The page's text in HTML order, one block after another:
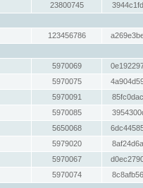
23800745
123456786
5970069
5970075
5970091
5970085
5650068
5979020
5970067
5970074